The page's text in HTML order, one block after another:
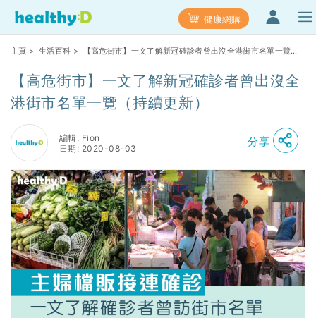
健康網購
主頁 > 生活百科 > 【高危街市】一文了解新冠確診者曾出沒全港街市名單一覽
【高危街市】一文了解新冠確診者曾出沒全
港街市名單一覽（持續更新）
編輯: Fion
日期: 2020-08-03
分享